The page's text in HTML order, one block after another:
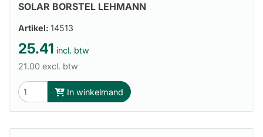
SOLAR BORSTEL LEHMANN
Artikel: 14513
25.41 incl. btw
21.00 excl. btw
In winkelmand